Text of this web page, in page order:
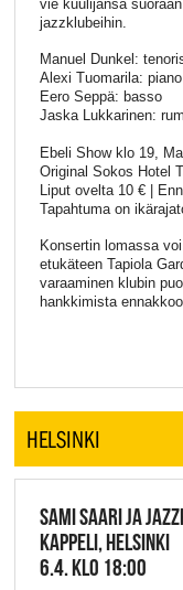
vie kuulijansa
jazzklubeihin.
Manuel Dunkel:
Alexi Tuomarila: piano
Eero Seppä: basso
Jaska Lukkarinen:
Ebeli Show klo 19,
Original Sokos Hotel
Liput ovelta 10 € |
Tapahtuma on
Konsertin lomassa
etukäteen Tapiola
varaaminen klubin
hankkimista
HELSINKI
SAMI SAARI JA
KAPPELI, HELSINKI
6.4. KLO 18:00